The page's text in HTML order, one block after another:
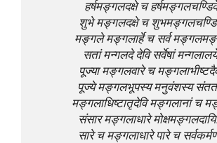
हर्षमङ्गलदक्षे च
शुभे मङ्गलदक्षे च
मङ्गले मङ्गलार्हे च सर्व
सतां मन्गलदे देवि सर्वेषां
पूज्या मङ्गलवारे च
पूज्ये मङ्गलभूपस्य मनुवंशस्य
मङ्गलाधिष्टातृदेवि मङ्गलानां च
संसार मङ्गलाधारे
सारे च मङ्गलाधारे पारे च